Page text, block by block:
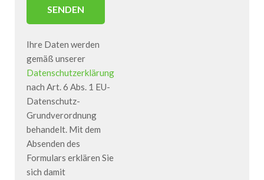
Ihre Daten werden
gemäß unserer
Datenschutzerklärung
nach Art. 6 Abs. 1 EU-
Datenschutz-
Grundverordnung
behandelt. Mit dem
Absenden des
Formulars erklären Sie
sich damit